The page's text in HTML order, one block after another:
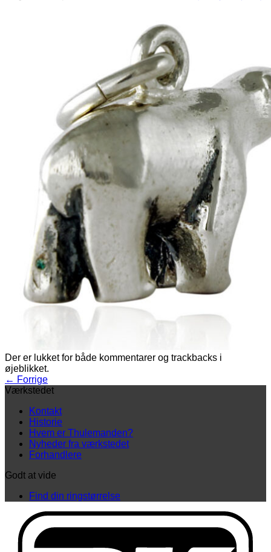
Der er lukket for både kommentarer og trackbacks i
øjeblikket.
← Forrige
Værkstedet
Kontakt
Historie
Hvem er Thulemanden?
Nyheder fra værkstedet
Forhandlere
Godt at vide
Find din ringstørrelse